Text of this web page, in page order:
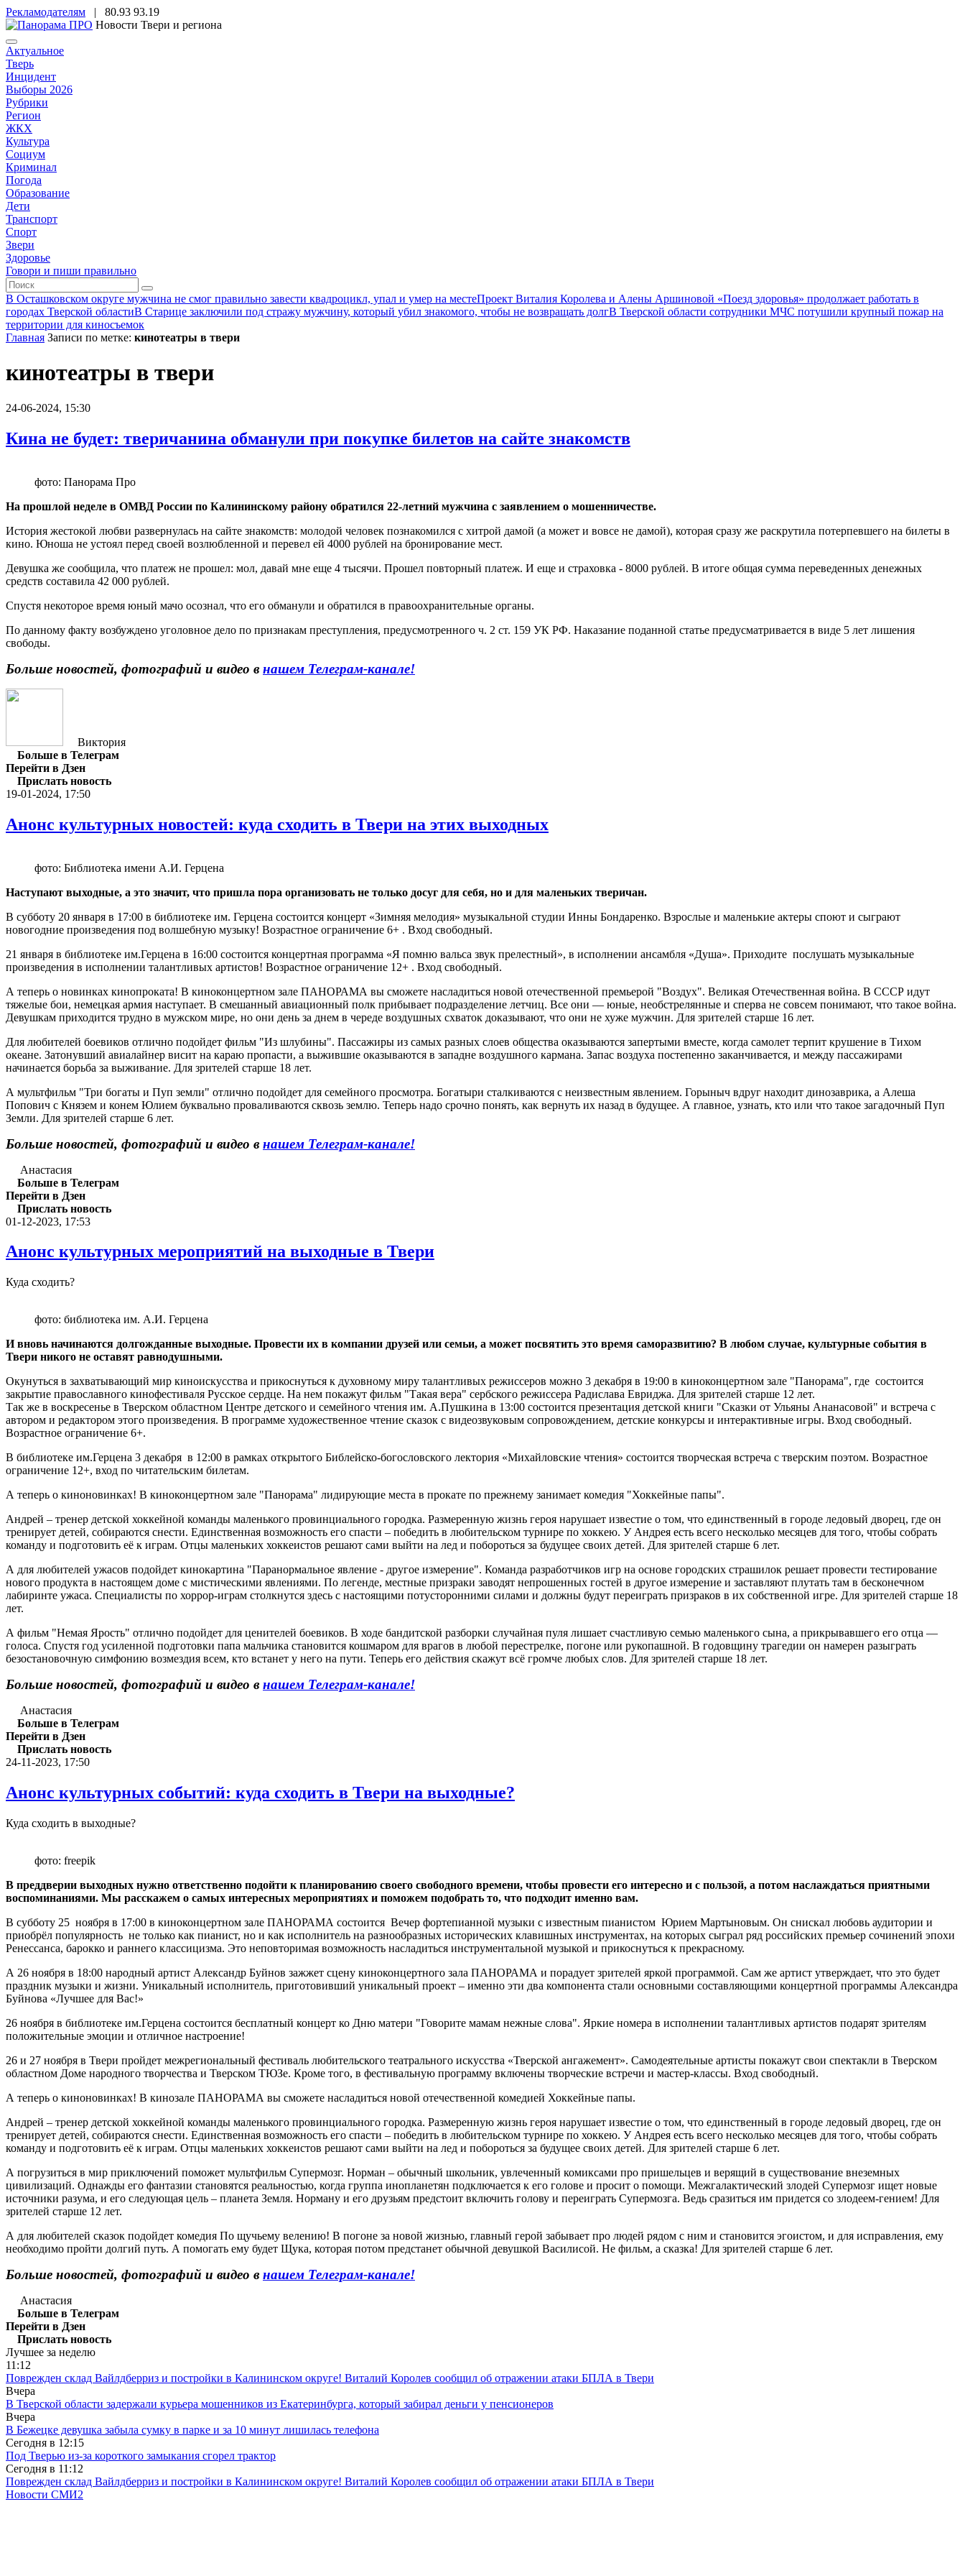
Рекламодателям | 80.93 93.19
Новости Твери и региона
Актуальное
Тверь
Инцидент
Выборы 2026
Рубрики
Регион
ЖКХ
Культура
Социум
Криминал
Погода
Образование
Дети
Транспорт
Спорт
Звери
Здоровье
Говори и пиши правильно
В Осташковском округе мужчина не смог правильно завести квадроцикл, упал и умер на местеПроект Виталия Королева и Алены Аршиновой «Поезд здоровья» продолжает работать в
городах Тверской областиВ Старице заключили под стражу мужчину, который убил знакомого, чтобы не возвращать долгВ Тверской области сотрудники МЧС потушили крупный пожар на
территории для киносъемок
Главная Записи по метке: кинотеатры в твери
кинотеатры в твери
24-06-2024, 15:30
Кина не будет: тверичанина обманули при покупке билетов на сайте знакомств
фото: Панорама Про
На прошлой неделе в ОМВД России по Калининскому району обратился 22-летний мужчина с заявлением о мошенничестве.
История жестокой любви развернулась на сайте знакомств: молодой человек познакомился с хитрой дамой (а может и вовсе не дамой), которая сразу же раскрутила потерпевшего на билеты в
кино. Юноша не устоял перед своей возлюбленной и перевел ей 4000 рублей на бронирование мест.
Девушка же сообщила, что платеж не прошел: мол, давай мне еще 4 тысячи. Прошел повторный платеж. И еще и страховка - 8000 рублей. В итоге общая сумма переведенных денежных
средств составила 42 000 рублей.
Спустя некоторое время юный мачо осознал, что его обманули и обратился в правоохранительные органы.
По данному факту возбуждено уголовное дело по признакам преступления, предусмотренного ч. 2 ст. 159 УК РФ. Наказание поданной статье предусматривается в виде 5 лет лишения
свободы.
Больше новостей, фотографий и видео в нашем Телеграм-канале!
Виктория
Больше в Телеграм
Перейти в Дзен
Прислать новость
19-01-2024, 17:50
Анонс культурных новостей: куда сходить в Твери на этих выходных
фото: Библиотека имени А.И. Герцена
Наступают выходные, а это значит, что пришла пора организовать не только досуг для себя, но и для маленьких тверичан.
В субботу 20 января в 17:00 в библиотеке им. Герцена состоится концерт «Зимняя мелодия» музыкальной студии Инны Бондаренко. Взрослые и маленькие актеры споют и сыграют
новогодние произведения под волшебную музыку! Возрастное ограничение 6+ . Вход свободный.
21 января в библиотеке им.Герцена в 16:00 состоится концертная программа «Я помню вальса звук прелестный», в исполнении ансамбля «Душа». Приходите послушать музыкальные
произведения в исполнении талантливых артистов! Возрастное ограничение 12+ . Вход свободный.
А теперь о новинках кинопроката! В киноконцертном зале ПАНОРАМА вы сможете насладиться новой отечественной премьерой "Воздух". Великая Отечественная война. В СССР идут
тяжелые бои, немецкая армия наступает. В смешанный авиационный полк прибывает подразделение летчиц. Все они — юные, необстрелянные и сперва не совсем понимают, что такое война.
Девушкам приходится трудно в мужском мире, но они день за днем в череде воздушных схваток доказывают, что они не хуже мужчин. Для зрителей старше 16 лет.
Для любителей боевиков отлично подойдет фильм "Из шлубины". Пассажиры из самых разных слоев общества оказываются запертыми вместе, когда самолет терпит крушение в Тихом
океане. Затонувший авиалайнер висит на караю пропасти, а выжившие оказываются в западне воздушного кармана. Запас воздуха постепенно заканчивается, и между пассажирами
начинается борьба за выживание. Для зрителей старше 18 лет.
А мультфильм "Три богаты и Пуп земли" отлично подойдет для семейного просмотра. Богатыри сталкиваются с неизвестным явлением. Горыныч вдруг находит динозаврика, а Алеша
Попович с Князем и конем Юлием буквально проваливаются сквозь землю. Теперь надо срочно понять, как вернуть их назад в будущее. А главное, узнать, кто или что такое загадочный Пуп
Земли. Для зрителей старше 6 лет.
Больше новостей, фотографий и видео в нашем Телеграм-канале!
Анастасия
Больше в Телеграм
Перейти в Дзен
Прислать новость
01-12-2023, 17:53
Анонс культурных мероприятий на выходные в Твери
Куда сходить?
фото: библиотека им. А.И. Герцена
И вновь начинаются долгожданные выходные. Провести их в компании друзей или семьи, а может посвятить это время саморазвитию? В любом случае, культурные события в
Твери никого не оставят равнодушными.
Окунуться в захватывающий мир киноискусства и прикоснуться к духовному миру талантливых режиссеров можно 3 декабря в 19:00 в киноконцертном зале "Панорама", где состоится
закрытие православного кинофестиваля Русское сердце. На нем покажут фильм "Такая вера" сербского режиссера Радислава Евриджа. Для зрителей старше 12 лет.
Так же в воскресенье в Тверском областном Центре детского и семейного чтения им. А.Пушкина в 13:00 состоится презентация детской книги "Сказки от Ульяны Ананасовой" и встреча с
автором и редактором этого произведения. В программе художественное чтение сказок с видеозвуковым сопровождением, детские конкурсы и интерактивные игры. Вход свободный.
Возрастное ограничение 6+.
В библиотеке им.Герцена 3 декабря в 12:00 в рамках открытого Библейско-богословского лектория «Михайловские чтения» состоится творческая встреча с тверским поэтом. Возрастное
ограничение 12+, вход по читательским билетам.
А теперь о киноновинках! В киноконцертном зале "Панорама" лидирующие места в прокате по прежнему занимает комедия "Хоккейные папы".
Андрей – тренер детской хоккейной команды маленького провинциального городка. Размеренную жизнь героя нарушает известие о том, что единственный в городе ледовый дворец, где он
тренирует детей, собираются снести. Единственная возможность его спасти – победить в любительском турнире по хоккею. У Андрея есть всего несколько месяцев для того, чтобы собрать
команду и подготовить её к играм. Отцы маленьких хоккеистов решают сами выйти на лед и побороться за будущее своих детей. Для зрителей старше 6 лет.
А для любителей ужасов подойдет кинокартина "Паранормальное явление - другое измерение". Команда разработчиков игр на основе городских страшилок решает провести тестирование
нового продукта в настоящем доме с мистическими явлениями. По легенде, местные призраки заводят непрошенных гостей в другое измерение и заставляют плутать там в бесконечном
лабиринте ужаса. Специалисты по хоррор-играм столкнутся здесь с настоящими потусторонними силами и должны будут переиграть призраков в их собственной игре. Для зрителей старше 18
лет.
А фильм "Немая Ярость" отлично подойдет для ценителей боевиков. В ходе бандитской разборки случайная пуля лишает счастливую семью маленького сына, а прикрывавшего его отца —
голоса. Спустя год усиленной подготовки папа мальчика становится кошмаром для врагов в любой перестрелке, погоне или рукопашной. В годовщину трагедии он намерен разыграть
безостановочную симфонию возмездия всем, кто встанет у него на пути. Теперь его действия скажут всё громче любых слов. Для зрителей старше 18 лет.
Больше новостей, фотографий и видео в нашем Телеграм-канале!
Анастасия
Больше в Телеграм
Перейти в Дзен
Прислать новость
24-11-2023, 17:50
Анонс культурных событий: куда сходить в Твери на выходные?
Куда сходить в выходные?
фото: freepik
В преддверии выходных нужно ответственно подойти к планированию своего свободного времени, чтобы провести его интересно и с пользой, а потом наслаждаться приятными
воспоминаниями. Мы расскажем о самых интересных мероприятиях и поможем подобрать то, что подходит именно вам.
В субботу 25 ноября в 17:00 в киноконцертном зале ПАНОРАМА состоится Вечер фортепианной музыки с известным пианистом Юрием Мартыновым. Он снискал любовь аудитории и
приобрёл популярность не только как пианист, но и как исполнитель на разнообразных исторических клавишных инструментах, на которых сыграл ряд российских премьер сочинений эпохи
Ренессанса, барокко и раннего классицизма. Это неповторимая возможность насладиться инструментальной музыкой и прикоснуться к прекрасному.
А 26 ноября в 18:00 народный артист Александр Буйнов зажжет сцену киноконцертного зала ПАНОРАМА и порадует зрителей яркой программой. Сам же артист утверждает, что это будет
праздник музыки и жизни. Уникальный исполнитель, приготовивший уникальный проект – именно эти два компонента стали основными составляющими концертной программы Александра
Буйнова «Лучшее для Вас!»
26 ноября в библиотеке им.Герцена состоится бесплатный концерт ко Дню матери "Говорите мамам нежные слова". Яркие номера в исполнении талантливых артистов подарят зрителям
положительные эмоции и отличное настроение!
26 и 27 ноября в Твери пройдет межрегиональный фестиваль любительского театрального искусства «Тверской ангажемент». Самодеятельные артисты покажут свои спектакли в Тверском
областном Доме народного творчества и Тверском ТЮЗе. Кроме того, в фестивальную программу включены творческие встречи и мастер-классы. Вход свободный.
А теперь о киноновинках! В кинозале ПАНОРАМА вы сможете насладиться новой отечественной комедией Хоккейные папы.
Андрей – тренер детской хоккейной команды маленького провинциального городка. Размеренную жизнь героя нарушает известие о том, что единственный в городе ледовый дворец, где он
тренирует детей, собираются снести. Единственная возможность его спасти – победить в любительском турнире по хоккею. У Андрея есть всего несколько месяцев для того, чтобы собрать
команду и подготовить её к играм. Отцы маленьких хоккеистов решают сами выйти на лед и побороться за будущее своих детей. Для зрителей старше 6 лет.
А погрузиться в мир приключений поможет мультфильм Супермозг. Норман – обычный школьник, увлеченный комиксами про пришельцев и верящий в существование внеземных
цивилизаций. Однажды его фантазии становятся реальностью, когда группа инопланетян подключается к его голове и просит о помощи. Межгалактический злодей Супермозг ищет новые
источники разума, и его следующая цель – планета Земля. Норману и его друзьям предстоит включить голову и переиграть Супермозга. Ведь сразиться им придется со злодеем-гением! Для
зрителей старше 12 лет.
А для любителей сказок подойдет комедия По щучьему велению! В погоне за новой жизнью, главный герой забывает про людей рядом с ним и становится эгоистом, и для исправления, ему
необходимо пройти долгий путь. А помогать ему будет Щука, которая потом предстанет обычной девушкой Василисой. Не фильм, а сказка! Для зрителей старше 6 лет.
Больше новостей, фотографий и видео в нашем Телеграм-канале!
Анастасия
Больше в Телеграм
Перейти в Дзен
Прислать новость
Лучшее за неделю
11:12
Поврежден склад Вайлдберриз и постройки в Калининском округе! Виталий Королев сообщил об отражении атаки БПЛА в Твери
Вчера
В Тверской области задержали курьера мошенников из Екатеринбурга, который забирал деньги у пенсионеров
Вчера
В Бежецке девушка забыла сумку в парке и за 10 минут лишилась телефона
Сегодня в 12:15
Под Тверью из-за короткого замыкания сгорел трактор
Сегодня в 11:12
Поврежден склад Вайлдберриз и постройки в Калининском округе! Виталий Королев сообщил об отражении атаки БПЛА в Твери
Новости СМИ2